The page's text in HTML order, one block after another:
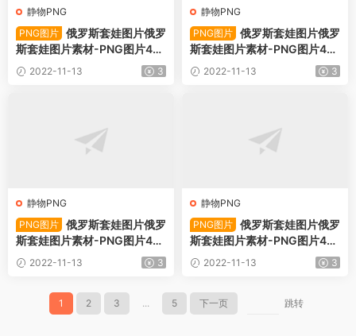
静物PNG
PNG图片 俄罗斯套娃图片俄罗
斯套娃图片素材-PNG图片49
485下载
2022-11-13 3
静物PNG
PNG图片 俄罗斯套娃图片俄罗
斯套娃图片素材-PNG图片49
484下载
2022-11-13 3
静物PNG
PNG图片 俄罗斯套娃图片俄罗
斯套娃图片素材-PNG图片49
483下载
2022-11-13 3
静物PNG
PNG图片 俄罗斯套娃图片俄罗
斯套娃图片素材-PNG图片49
482下载
2022-11-13 3
1 2 3 ... 5 下一页 跳转